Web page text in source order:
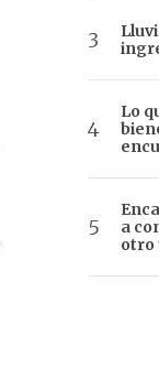
Lo
a
otro